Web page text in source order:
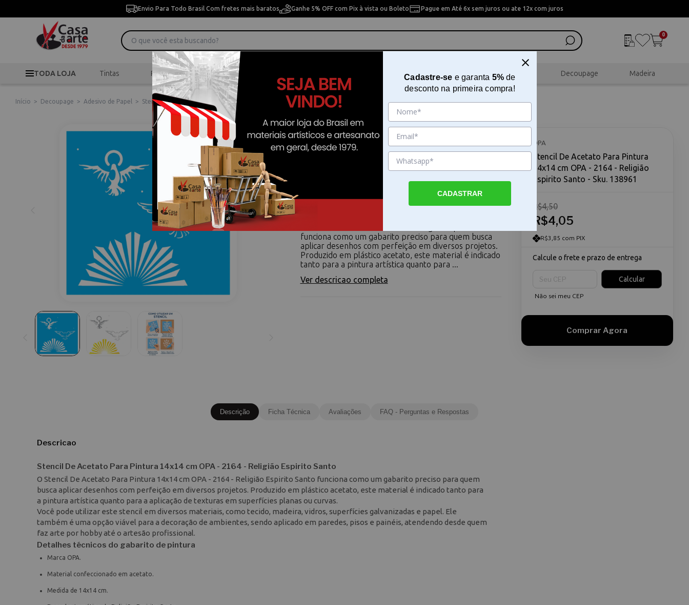
Envio Para Todo Brasil Com fretes mais baratos Ganhe 5% OFF com Pix à vista ou Boleto Pague em Até 6x sem juros ou ate 12x com juros
0
TODA LOJA Tintas Pincéis Desenho Pintura Artesanal Scrapbook Decoupage Madeira
Início > Decoupage > Adesivo de Papel > Stencil De Acetato Para Pintura 14x14 cm OPA - 2164 - Religião Espirito Santo
Stencil De Acetato Para Pintura 14x14 cm
OPA - 2164 - Religião Espirito Santo
Stencil De Acetato Para Pintura 14x14 cm OPA - 2164 -
funciona como um gabarito preciso para quem busca
aplicar desenhos com perfeição em diversos projetos.
Produzido em plástico acetato, este material é indicado
tanto para a pintura artística quanto para ...
Ver descricao completa
OPA
Stencil De Acetato Para Pintura
14x14 cm OPA - 2164 - Religião
Espirito Santo - Sku. 138961
R$4,05
R$4,50
R$3,85 com PIX
Calcule o frete e prazo de entrega
Calcular
Não sei meu CEP
Descrição Ficha Técnica Avaliações FAQ - Perguntas e Respostas
Descricao
Stencil De Acetato Para Pintura 14x14 cm OPA - 2164 - Religião Espirito Santo
O Stencil De Acetato Para Pintura 14x14 cm OPA - 2164 - Religião Espirito Santo funciona como um gabarito preciso para quem
busca aplicar desenhos com perfeição em diversos projetos. Produzido em plástico acetato, este material é indicado tanto para
a pintura artística quanto para a aplicação de texturas em superfícies planas ou curvas.
Você pode utilizar este stencil em diversos materiais, como tecido, madeira, vidros, superfícies galvanizadas e papel. Ele
também é uma opção viável para a decoração de ambientes, sendo aplicado em paredes, pisos e painéis, atendendo desde quem
faz arte por hobby até o artesão profissional.
Detalhes técnicos do gabarito de pintura
Marca OPA.
Material confeccionado em acetato.
Medida de 14x14 cm.
Cadastre-se e garanta 5%de
desconto na primeira compra!
CADASTRAR